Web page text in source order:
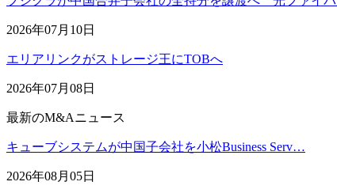
2026年07月10日
エリアリンクがストレージ王にTOBへ
2026年07月08日
最新のM&Aニュース
キューブシステムが中国子会社を小松Business Serv…
2026年08月05日